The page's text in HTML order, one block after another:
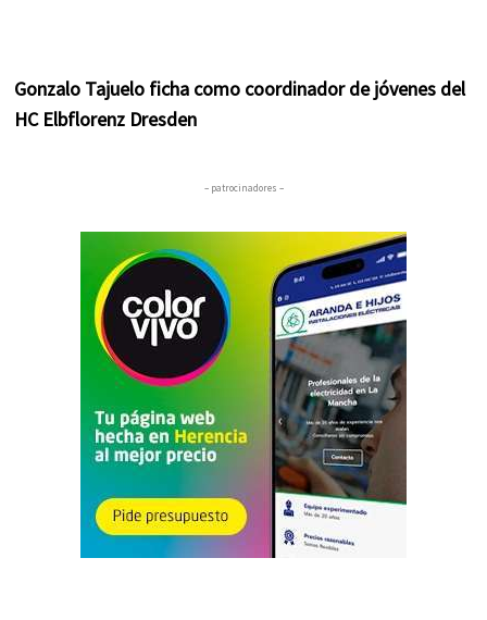
Gonzalo Tajuelo ficha como coordinador de jóvenes del
HC Elbflorenz Dresden
– patrocinadores –